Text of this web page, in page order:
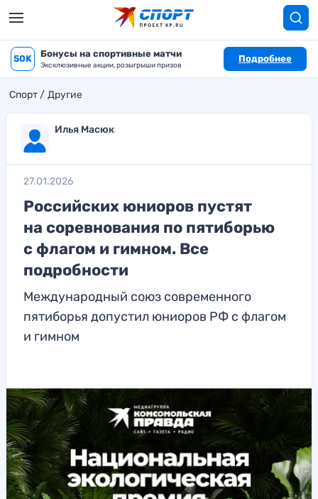
50K Бонусы на спортивные матчи
Эксклюзивные акции, розыгрыши призов
Подробнее
Спорт Другие
Илья Масюк
27.01.2026
Российских юниоров пустят
на соревнования по пятиборью
с флагом и гимном. Все
подробности
Международный союз современного
пятиборья допустил юниоров РФ с флагом
и гимном